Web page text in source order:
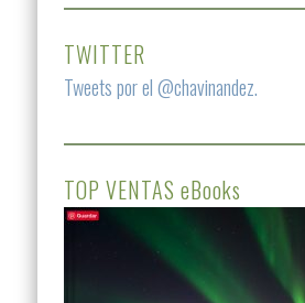
TWITTER
Tweets por el @chavinandez.
TOP VENTAS eBooks